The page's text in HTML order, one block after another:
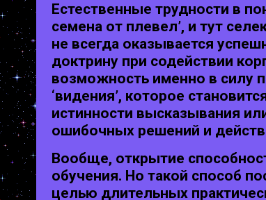
Естественные трудности в
семена от плевел’, и тут
не всегда оказывается
доктрину при содействии
возможность именно в силу
‘видения’, которое
истинности высказывания
ошибочных решений и
Вообще, открытие
обучения. Но такой способ
целью длительных